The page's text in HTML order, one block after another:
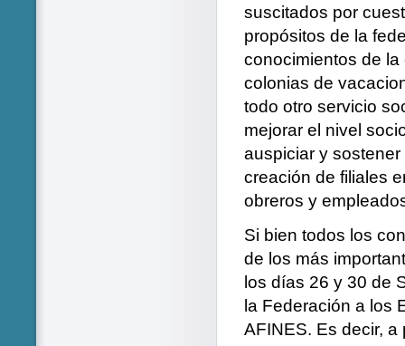
suscitados por
propósitos de la
conocimientos de
colonias de
todo otro servicio
mejorar el nivel
auspiciar y
creación de filiales
obreros y
Si bien todos los
de los más
los días 26 y 30 de
la Federación a los
AFINES. Es decir,